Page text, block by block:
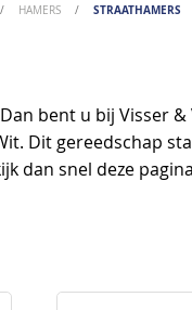
HAMERS STRAATHAMERS
bent u bij Visser
Dit gereedschap
dan snel deze